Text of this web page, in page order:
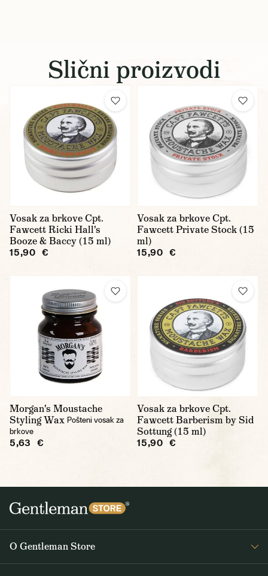
Slični proizvodi
Vosak za brkove Cpt.
Fawcett Ricki Hall's
Booze & Baccy (15 ml)
15,90 €
Vosak za brkove Cpt.
Fawcett Private Stock (15
ml)
15,90 €
Morgan's Moustache
Styling Wax Pošteni vosak za
brkove
5,63 €
Vosak za brkove Cpt.
Fawcett Barberism by Sid
Sottung (15 ml)
15,90 €
O Gentleman Store